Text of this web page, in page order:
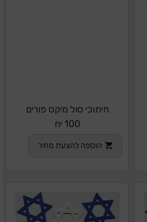
חיתוכי סול מיקס פורים
100 יח
הוספה להצעת מחיר